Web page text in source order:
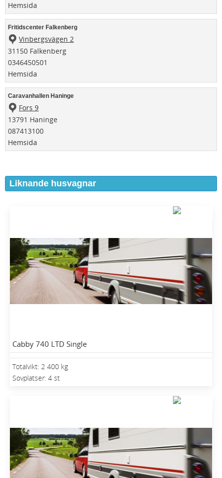
Hemsida
Fritidscenter Falkenberg
Vinbergsvägen 2
31150 Falkenberg
0346450501
Hemsida
Caravanhallen Haninge
Fors 9
13791 Haninge
087413100
Hemsida
Liknande husvagnar
Cabby 740 LTD Single
Totalvikt: 2 400 kg
Sovplatser: 4 st